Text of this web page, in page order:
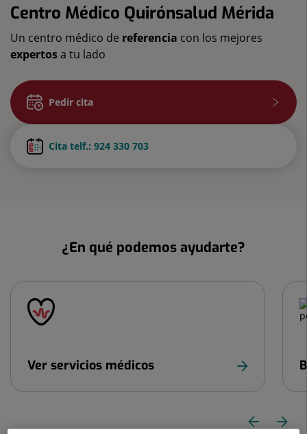
Centro Médico Quirónsalud Mérida
Un centro médico de referencia con los mejores
expertosa tu lado
Pedir cita
Cita telf.: 924 330 703
¿En qué podemos ayudarte?
Número
diapositivas:
Ver servicios médicos
de
Diapositiva
anterior